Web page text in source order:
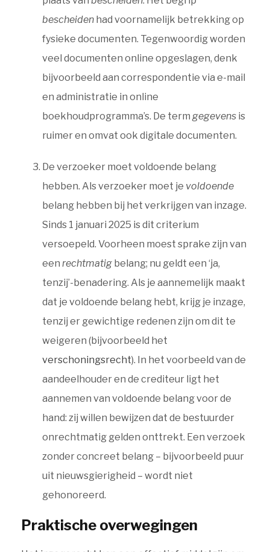
bescheiden had voornamelijk betrekking op
fysieke documenten. Tegenwoordig worden
veel documenten online opgeslagen, denk
bijvoorbeeld aan correspondentie via e-mail
en administratie in online
boekhoudprogramma’s. De term gegevens is
ruimer en omvat ook digitale documenten.
De verzoeker moet voldoende belang
hebben. Als verzoeker moet je voldoende
belang hebben bij het verkrijgen van inzage.
Sinds 1 januari 2025 is dit criterium
versoepeld. Voorheen moest sprake zijn van
een rechtmatig belang; nu geldt een ‘ja,
tenzij’-benadering. Als je aannemelijk maakt
dat je voldoende belang hebt, krijg je inzage,
tenzij er gewichtige redenen zijn om dit te
weigeren (bijvoorbeeld het
verschoningsrecht). In het voorbeeld van de
aandeelhouder en de crediteur ligt het
aannemen van voldoende belang voor de
hand: zij willen bewijzen dat de bestuurder
onrechtmatig gelden onttrekt. Een verzoek
zonder concreet belang – bijvoorbeeld puur
uit nieuwsgierigheid – wordt niet
gehonoreerd.
Praktische overwegingen